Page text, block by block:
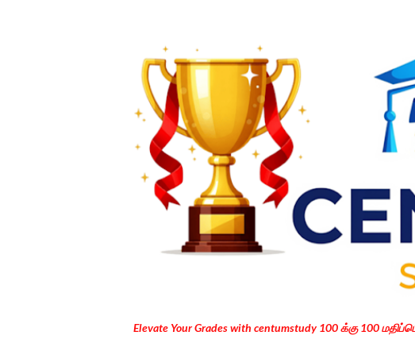
Elevate Your Grades with centumstudy 100 க்கு 100